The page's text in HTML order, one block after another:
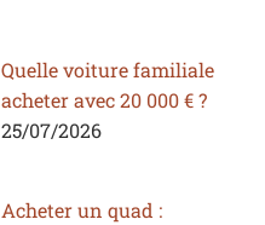
Quelle voiture familiale
acheter avec 20 000 € ?
25/07/2026
Acheter un quad :